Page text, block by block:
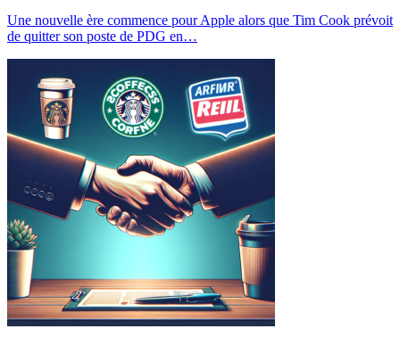
Une nouvelle ère commence pour Apple alors que Tim Cook prévoit
de quitter son poste de PDG en…